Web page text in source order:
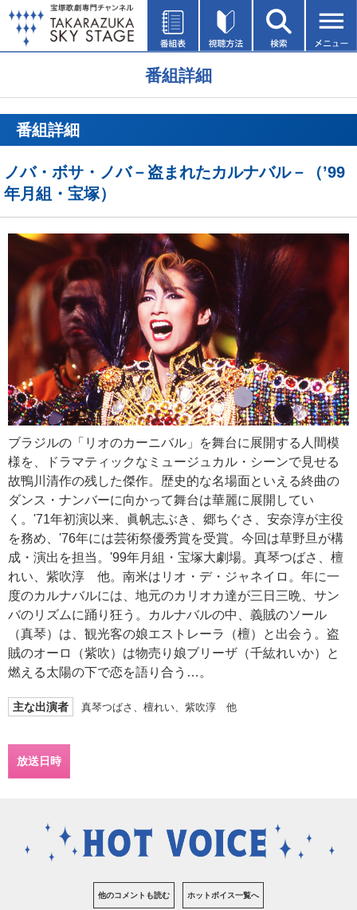
番組詳細
番組詳細
ノバ・ボサ・ノバ－盗まれたカルナバル－（’99
年月組・宝塚）
ブラジルの「リオのカーニバル」を舞台に展開する人間模
様を、ドラマティックなミュージュカル・シーンで見せる
故鴨川清作の残した傑作。歴史的な名場面といえる終曲の
ダンス・ナンバーに向かって舞台は華麗に展開してい
く。'71年初演以来、眞帆志ぶき、郷ちぐさ、安奈淳が主役
を務め、'76年には芸術祭優秀賞を受賞。今回は草野旦が構
成・演出を担当。'99年月組・宝塚大劇場。真琴つばさ、檀
れい、紫吹淳 他。南米はリオ・デ・ジャネイロ。年に一
度のカルナバルには、地元のカリオカ達が三日三晩、サン
バのリズムに踊り狂う。カルナバルの中、義賊のソール
（真琴）は、観光客の娘エストレーラ（檀）と出会う。盗
賊のオーロ（紫吹）は物売り娘ブリーザ（千紘れいか）と
燃える太陽の下で恋を語り合う…。
主な出演者 真琴つばさ、檀れい、紫吹淳 他
放送日時
他のコメントも読む ホットボイス一覧へ